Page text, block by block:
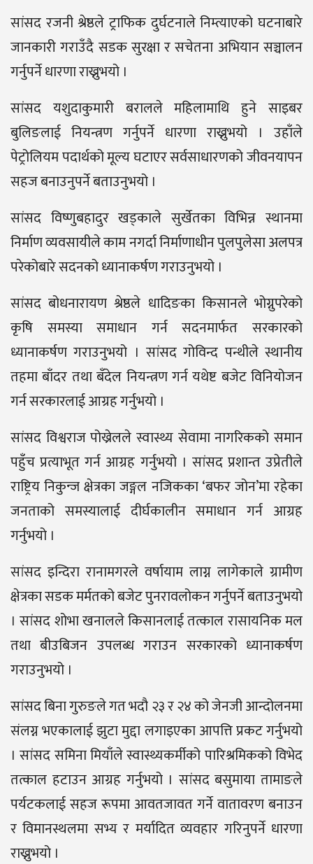
सांसद रजनी श्रेष्ठले ट्राफिक दुर्घटनाले निम्त्याएको घटनाबारे
जानकारी गराउँदै सडक सुरक्षा र सचेतना अभियान सञ्चालन
गर्नुपर्ने धारणा राख्नुभयो ।
सांसद यशुदाकुमारी बरालले महिलामाथि हुने साइबर
बुलिङलाई नियन्त्रण गर्नुपर्ने धारणा राख्नुभयो । उहाँले
पेट्रोलियम पदार्थको मूल्य घटाएर सर्वसाधारणको जीवनयापन
सहज बनाउनुपर्ने बताउनुभयो ।
सांसद विष्णुबहादुर खड्काले सुर्खेतका विभिन्न स्थानमा
निर्माण व्यवसायीले काम नगर्दा निर्माणाधीन पुलपुलेसा अलपत्र
परेकोबारे सदनको ध्यानाकर्षण गराउनुभयो ।
सांसद बोधनारायण श्रेष्ठले धादिङका किसानले भोग्नुपरेको
कृषि समस्या समाधान गर्न सदनमार्फत सरकारको
ध्यानाकर्षण गराउनुभयो । सांसद गोविन्द पन्थीले स्थानीय
तहमा बाँदर तथा बँदेल नियन्त्रण गर्न यथेष्ट बजेट विनियोजन
गर्न सरकारलाई आग्रह गर्नुभयो ।
सांसद विश्वराज पोख्रेलले स्वास्थ्य सेवामा नागरिकको समान
पहुँच प्रत्याभूत गर्न आग्रह गर्नुभयो । सांसद प्रशान्त उप्रेतीले
राष्ट्रिय निकुन्ज क्षेत्रका जङ्गल नजिकका ‘बफर जोन’मा रहेका
जनताको समस्यालाई दीर्घकालीन समाधान गर्न आग्रह
गर्नुभयो ।
सांसद इन्दिरा रानामगरले वर्षायाम लाग्न लागेकाले ग्रामीण
क्षेत्रका सडक मर्मतको बजेट पुनरावलोकन गर्नुपर्ने बताउनुभयो
। सांसद शोभा खनालले किसानलाई तत्काल रासायनिक मल
तथा बीउबिजन उपलब्ध गराउन सरकारको ध्यानाकर्षण
गराउनुभयो ।
सांसद बिना गुरुङले गत भदौ २३ र २४ को जेनजी आन्दोलनमा
संलग्न भएकालाई झुटा मुद्दा लगाइएका आपत्ति प्रकट गर्नुभयो
। सांसद समिना मियाँले स्वास्थ्यकर्मीको पारिश्रमिकको विभेद
तत्काल हटाउन आग्रह गर्नुभयो । सांसद बसुमाया तामाङले
पर्यटकलाई सहज रूपमा आवतजावत गर्ने वातावरण बनाउन
र विमानस्थलमा सभ्य र मर्यादित व्यवहार गरिनुपर्ने धारणा
राख्नुभयो ।